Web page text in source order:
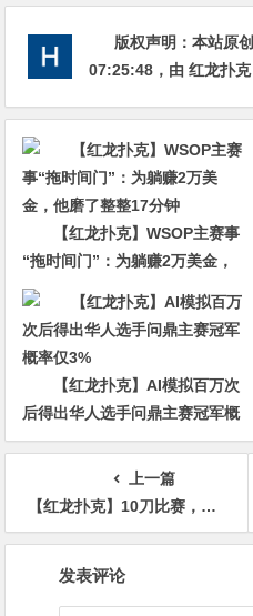
版权声明：本站原
07:25:48 ，由红龙扑克
【红龙扑克】WSOP主赛事
“拖时间门”：为躺赚2万美金，
他磨了整整17分钟
【红龙扑克】AI模拟百万次
后得出华人选手问鼎主赛冠军概
率仅3%
上一篇
【红龙扑克】10刀比赛，第6,309名…中国选手Fu Jiahao竟斩获超过2,200倍的惊人“神秘赏金”回报！
发表评论